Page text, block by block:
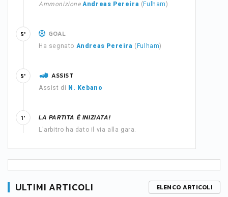
Ammonizione Andreas Pereira ( Fulham)
GOAL
Ha segnato Andreas Pereira ( Fulham)
5'
ASSIST
Assist di N. Kebano
5'
LA PARTITA È INIZIATA!
L'arbitro ha dato il via alla gara.
1'
ULTIMI ARTICOLI ELENCO ARTICOLI